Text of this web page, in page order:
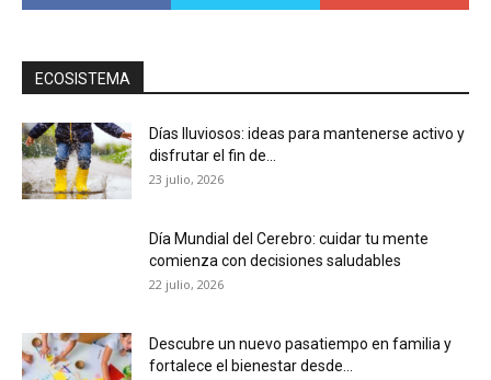
ECOSISTEMA
Días lluviosos: ideas para mantenerse activo y
disfrutar el fin de...
23 julio, 2026
Día Mundial del Cerebro: cuidar tu mente
comienza con decisiones saludables
22 julio, 2026
Descubre un nuevo pasatiempo en familia y
fortalece el bienestar desde...